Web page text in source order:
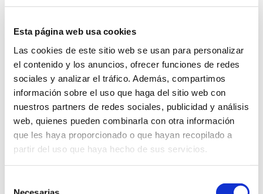
Esta página web usa cookies
Las cookies de este sitio web se usan para personalizar
el contenido y los anuncios, ofrecer funciones de redes
sociales y analizar el tráfico. Además, compartimos
información sobre el uso que haga del sitio web con
nuestros partners de redes sociales, publicidad y análisis
web, quienes pueden combinarla con otra información
que les haya proporcionado o que hayan recopilado a
partir del uso que haya hecho de sus servicios.
introducidas por la Orden Ministerial que aprueba el
fiscales con efectos para los períodos impositivos de
2025 y 2026. El programa incluye el estudio del régimen
de la autoliquidación rectificativa para la subsanación de
errores y el tratamiento de los datos fiscales
proporcionados por la Administración.
Las sesiones serán impartidas por José Rivaya
Fernández Santa Eulalia, inspector coordinador de
diversos Equipos Regionales de Inspección, quien
explicará cuestiones clave como las reglas de imputación
temporal, los ajustes por deterioros, la deducibilidad de
ejercicios anteriores, destacando las deducciones por